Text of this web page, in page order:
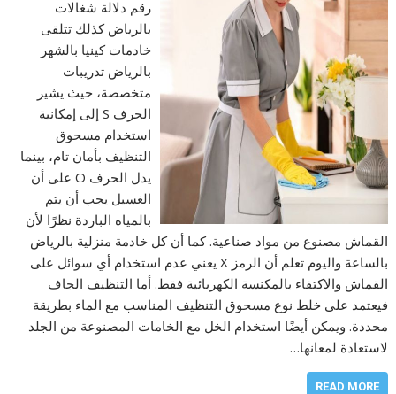
رقم دلالة شغالات
بالرياض كذلك تتلقى
خادمات كينيا بالشهر
بالرياض تدريبات
متخصصة، حيث يشير
الحرف S إلى إمكانية
استخدام مسحوق
التنظيف بأمان تام، بينما
يدل الحرف O على أن
الغسيل يجب أن يتم
بالمياه الباردة نظرًا لأن
القماش مصنوع من مواد صناعية. كما أن كل خادمة منزلية بالرياض
بالساعة واليوم تعلم أن الرمز X يعني عدم استخدام أي سوائل على
القماش والاكتفاء بالمكنسة الكهربائية فقط. أما التنظيف الجاف
فيعتمد على خلط نوع مسحوق التنظيف المناسب مع الماء بطريقة
محددة. ويمكن أيضًا استخدام الخل مع الخامات المصنوعة من الجلد
لاستعادة لمعانها…
READ MORE